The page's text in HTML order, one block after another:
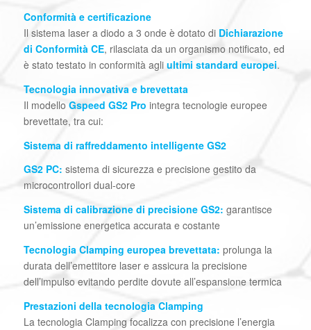
Conformità e certificazione
Il sistema laser a diodo a 3 onde è dotato di Dichiarazione
di Conformità CE, rilasciata da un organismo notificato, ed
è stato testato in conformità agli ultimi standard europei.
Tecnologia innovativa e brevettata
Il modello Gspeed GS2 Pro integra tecnologie europee
brevettate, tra cui:
Sistema di raffreddamento intelligente GS2
GS2 PC: sistema di sicurezza e precisione gestito da
microcontrollori dual-core
Sistema di calibrazione di precisione GS2: garantisce
un’emissione energetica accurata e costante
Tecnologia Clamping europea brevettata: prolunga la
durata dell’emettitore laser e assicura la precisione
dell’impulso evitando perdite dovute all’espansione termica
Prestazioni della tecnologia Clamping
La tecnologia Clamping focalizza con precisione l’energia